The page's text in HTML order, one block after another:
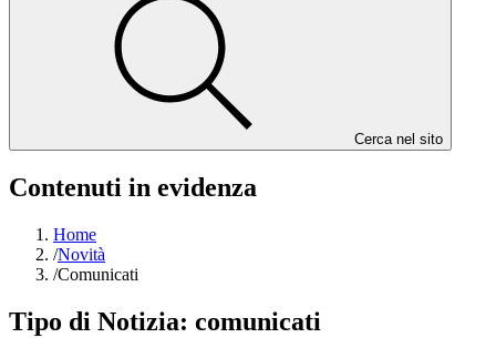
Cerca nel sito
Contenuti in evidenza
Home
/Novità
/Comunicati
Tipo di Notizia: comunicati